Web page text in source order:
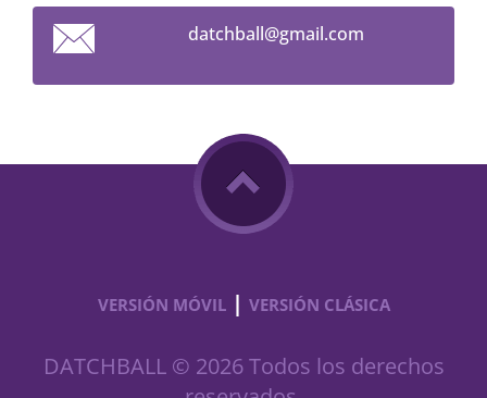
datchball@gmail.com
VERSIÓN MÓVIL | VERSIÓN CLÁSICA
DATCHBALL © 2026 Todos los derechos